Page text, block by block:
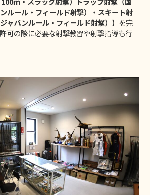
ルール・フィールド射撃）・スキート射
ャパンルール・フィールド射撃）】 を完
可の際に必要な射撃教習や射撃指導も行